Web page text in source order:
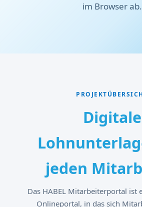
im Browser ab.
Digitale
jeden
Das HABEL Mitarbeiterportal ist
Onlineportal, in das sich